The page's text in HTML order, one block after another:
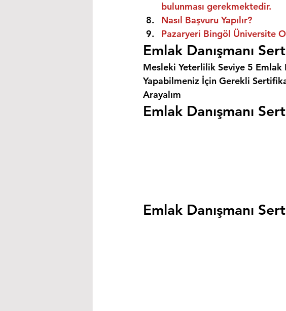
bulunması gerekmektedir.
Nasıl Başvuru Yapılır?
Pazaryeri Bingöl Üniversite
Emlak Danışmanı
Mesleki Yeterlilik Seviye 5 Emlak
Yapabilmeniz İçin Gerekli
Arayalım
Emlak Danışmanı
Emlak Danışmanı